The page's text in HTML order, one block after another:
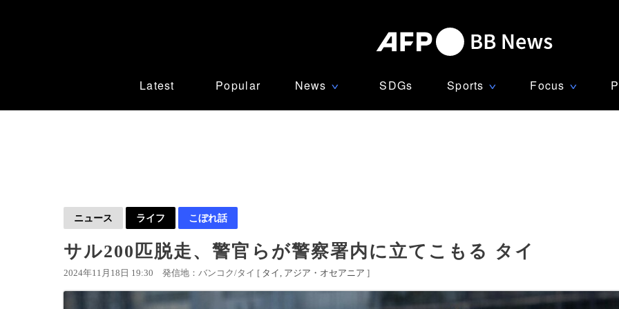
Latest Popular News ∨ SDGs Sports ∨ Focus ∨
ニュース ライフ こぼれ話
サル200匹脱走、警官らが警察署内に立てこもる タイ
2024年11月18日 19:30 発信地：バンコク/タイ [ タイ アジア・オセアニア ]